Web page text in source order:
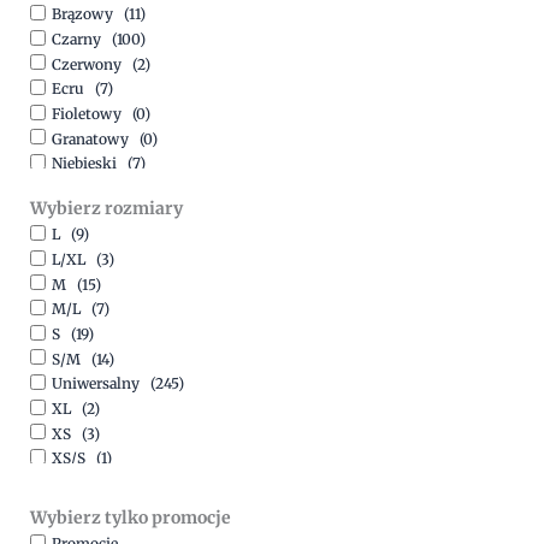
Brązowy (11)
Czarny (100)
Czerwony (2)
Ecru
(7)
Fioletowy (0)
Granatowy (0)
Niebieski (7)
Pomarańczowy
(2)
Różowy
Srebrny
Szary
Turkusowy
Zielony
Złoty
(1)
Wybierz rozmiary
L (9)
L/XL (3)
M (15)
M/L (7)
S (19)
S/M (14)
Uniwersalny (245)
XL (2)
XS (3)
XS/S (1)
Wybierz tylko promocje